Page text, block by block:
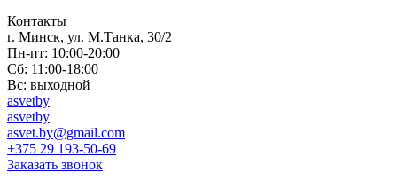
Контакты
г. Минск, ул. М.Танка, 30/2
Пн-пт: 10:00-20:00
Сб: 11:00-18:00
Вс: выходной
asvetby
asvetby
asvet.by@gmail.com
+375 29 193-50-69
Заказать звонок